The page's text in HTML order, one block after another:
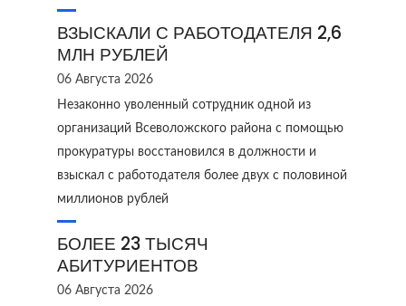
ВЗЫСКАЛИ С РАБОТОДАТЕЛЯ 2,6
МЛН РУБЛЕЙ
06 Августа 2026
Незаконно уволенный сотрудник одной из
организаций Всеволожского района с помощью
прокуратуры восстановился в должности и
взыскал с работодателя более двух с половиной
миллионов рублей
БОЛЕЕ 23 ТЫСЯЧ
АБИТУРИЕНТОВ
06 Августа 2026